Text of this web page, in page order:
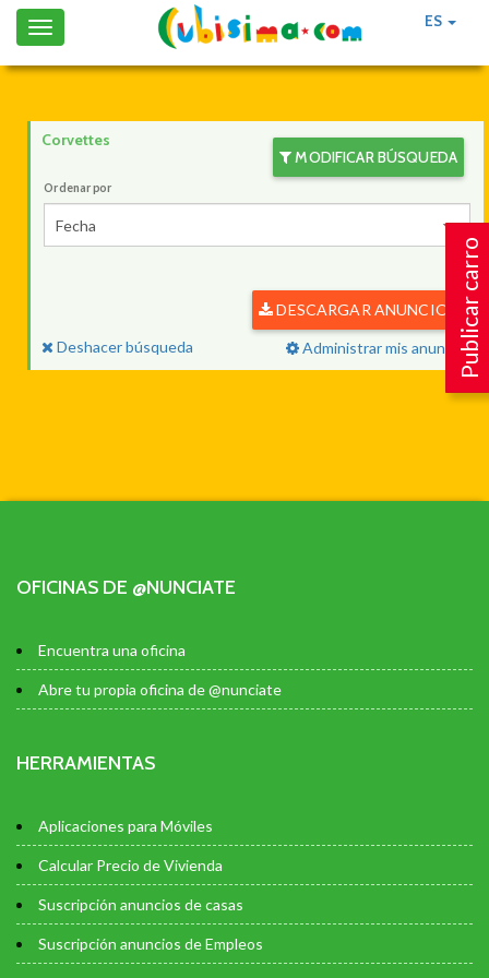
ES
Toggle
navigation
Publicar carro
Corvettes
MODIFICAR BÚSQUEDA
Ordenar por
Fecha
DESCARGAR ANUNCIOS
Deshacer búsqueda
Administrar mis anuncios
OFICINAS DE @NUNCIATE
Encuentra una oficina
Abre tu propia oficina de @nunciate
HERRAMIENTAS
Aplicaciones para Móviles
Calcular Precio de Vivienda
Suscripción anuncios de casas
Suscripción anuncios de Empleos